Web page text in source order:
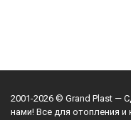
2001-2026 © Grand Plast —
нами! Все для отопления и